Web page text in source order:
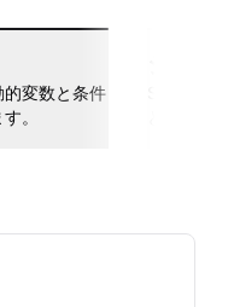
的変数と条件
。